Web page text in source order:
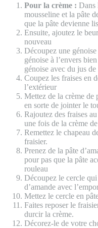
Pour la crème : Dans
mousseline et la pâte
que la pâte devienne
Ensuite, ajoutez le
nouveau
Découpez une
génoise à l’envers
génoise avec du jus
Coupez les fraises en
l’extérieur
Mettez de la crème de
en sorte de jointer le
Rajoutez des fraises
une fois de la crème
Remettez le chapeau
fraisier.
Prenez de la pâte
pour pas que la pâte
rouleau
Découpez le cercle
d’amande avec
Mettez le cercle en
Faites reposer le
durcir la crème.
Décorez-le de votre